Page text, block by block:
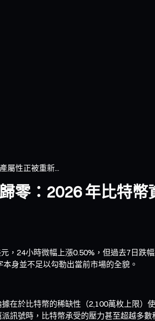
屬性正被重新...
零：2026 年比特
，24小時微幅上漲0.50%，但過去7日跌
身並不足以勾勒出當前市場的全貌。
在於比特幣的稀缺性（2,100萬枚上限）
訊號時，比特幣承受的壓力甚至超越多數